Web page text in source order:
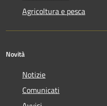
Agricoltura e pesca
Novità
Notizie
Comunicati